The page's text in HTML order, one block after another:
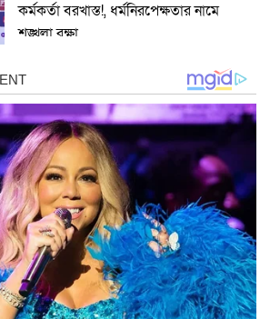
কর্মকর্তা বরখাস্ত!, ধর্মনিরপেক্ষতার নামে
শৃঙ্খলা রক্ষা